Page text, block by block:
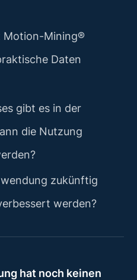
Motion-Mining®
Daten
gibt es in der
die Nutzung
zukünftig
werden?
hat noch keinen